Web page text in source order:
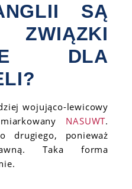
SĄ
DLA
wojująco-lewicowy
NASUWT.
drugiego, ponieważ
Taka forma